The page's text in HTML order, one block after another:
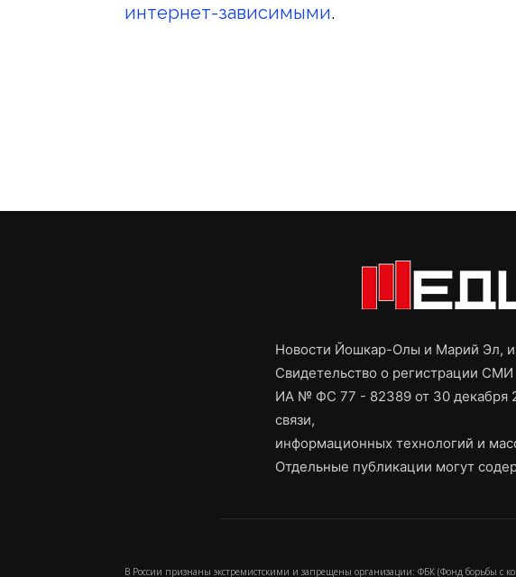
интернет-зависимыми.
Новости Йошкар-Олы и Марий Эл,
Свидетельство о регистрации СМИ
ИА № ФС 77 - 82389 от 30 декабря
связи,
информационных технологий и
Отдельные публикации могут
В России признаны экстремистскими и запрещены организации: ФБК (Фонд борьбы с